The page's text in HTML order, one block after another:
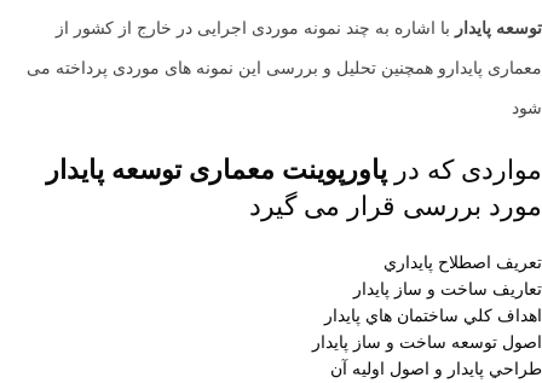
توسعه پایدار با اشاره به چند نمونه موردی اجرایی در خارج از کشور از
معماری پایدارو همچنین تحلیل و بررسی این نمونه های موردی پرداخته می
شود
مواردی که در پاورپوینت معماری توسعه پایدار
مورد بررسی قرار می گیرد
تعریف اصطلاح پايداري
تعاريف ساخت و ساز پايدار
اهداف كلي ساختمان هاي پايدار
اصول توسعه ساخت و ساز پايدار
طراحي پايدار و اصول اوليه آن